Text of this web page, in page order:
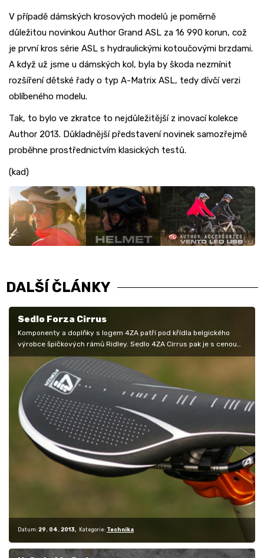
V případě dámských krosových modelů je poměrně
důležitou novinkou Author Grand ASL za 16 990 korun, což
je první kros série ASL s hydraulickými kotoučovými brzdami.
A když už jsme u dámských kol, byla by škoda nezmínit
rozšíření dětské řady o typ A-Matrix ASL, tedy dívčí verzi
oblíbeného modelu.
Tak, to bylo ve zkratce to nejdůležitější z inovací kolekce
Author 2013. Důkladnější představení novinek samozřejmě
proběhne prostřednictvím klasických testů.
(kad)
DALŠÍ ČLÁNKY
Sedlo Forza Cirrus
Komponenty a doplňky s logem 4ZA patří pod křídla belgického
výrobce špičkových rámů Ridley. Sedlo 4ZA Cirrus pak je s cenou
1390 korun ve…
Datum: 29. 04. 2013 Kategorie: Technika